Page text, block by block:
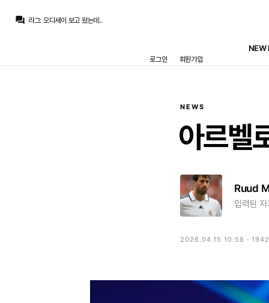
question_answer 라그: 오디세이 보고 왔는데..
맨시티 자식들 바르까 오퍼 비웃었닫니니
요비치랑 같이 언급될 그런 케이스는 아니라는거죠. 요비치는 축구만 못한게 아니라 멘탈, 사생활도 문제였어요
NEW
로그인 회원가입
NEWS
아르벨
Ruud
입력된
2026.04.15 10:58 ·